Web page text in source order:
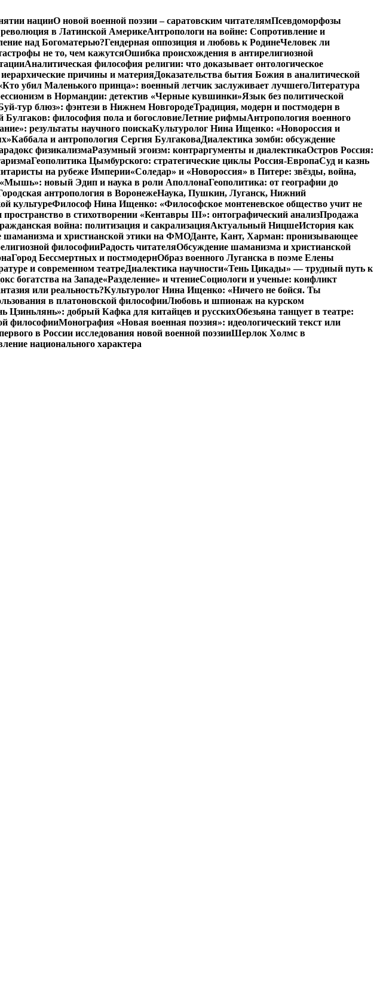
нацииО новой военной поэзии – саратовским читателямПсевдоморфозы
в Латинской АмерикеАнтропологи на войне: Сопротивление и
над Богоматерью?Гендерная оппозиция и любовь к РодинеЧеловек ли
не то, чем кажутсяОшибка происхождения в антирелигиозной
Аналитическая философия религии: что доказывает онтологическое
причины и материяДоказательства бытия Божия в аналитической
убил Маленького принца»: военный летчик заслуживает лучшегоЛитература
в Нормандии: детектив «Черные кувшинки»Язык без политической
тур блюз»: фэнтези в Нижнем НовгородеТрадиция, модерн и постмодерн в
Булгаков: философия пола и богословиеЛетние рифмыАнтропология военного
результаты научного поискаКультуролог Нина Ищенко: «Новороссия и
Каббала и антропология Сергия БулгаковаДиалектика зомби: обсуждение
физикализмаРазумный эгоизм: контраргументы и диалектикаОстров Россия:
Геополитика Цымбурского: стратегические циклы Россия-ЕвропаСуд и казнь
на рубеже Империи«Соледар» и «Новороссия» в Питере: звёзды, война,
новый Эдип и наука в роли АполлонаГеополитика: от географии до
антропология в ВоронежеНаука, Пушкин, Луганск, Нижний
культуреФилософ Нина Ищенко: «Философское монтеневское общество учит не
в стихотворении «Кентавры III»: онтографический анализПродажа
война: политизация и сакрализацияАктуальный НицшеИстория как
шаманизма и христианской этики на ФМОДанте, Кант, Харман: пронизывающее
философииРадость читателяОбсуждение шаманизма и христианской
Город Бессмертных и постмодернОбраз военного Луганска в поэме Елены
и современном театреДиалектика научности«Тень Цикады» — трудный путь к
богатства на Западе«Разделение» и чтениеСоциологи и ученые: конфликт
или реальность?Культуролог Нина Ищенко: «Ничего не бойся. Ты
в платоновской философииЛюбовь и шпионаж на курском
Цзиньлянь»: добрый Кафка для китайцев и русскихОбезьяна танцует в театре:
философииМонография «Новая военная поэзия»: идеологический текст или
в России исследования новой военной поэзииШерлок Холмс в
национального характера